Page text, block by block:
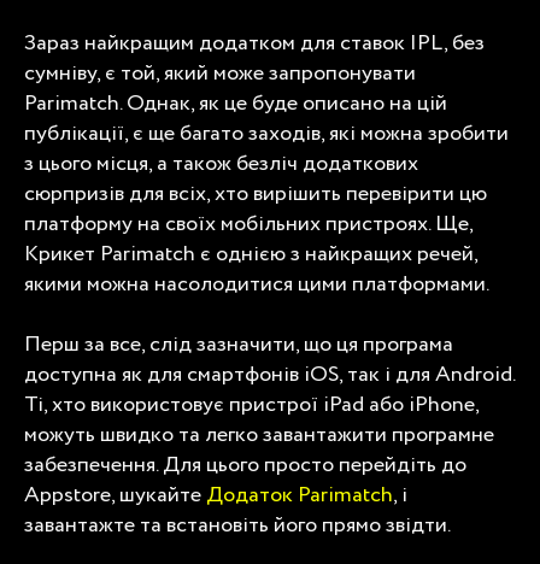
Зараз найкращим додатком для ставок IPL, без
сумніву, є той, який може запропонувати
Parimatch. Однак, як це буде описано на цій
публікації, є ще багато заходів, які можна зробити
з цього місця, а також безліч додаткових
сюрпризів для всіх, хто вирішить перевірити цю
платформу на своїх мобільних пристроях. Ще,
Крикет Parimatch є однією з найкращих речей,
якими можна насолодитися цими платформами.
Перш за все, слід зазначити, що ця програма
доступна як для смартфонів iOS, так і для Android.
Ті, хто використовує пристрої iPad або iPhone,
можуть швидко та легко завантажити програмне
забезпечення. Для цього просто перейдіть до
Appstore, шукайтеДодаток Parimatch, і
завантажте та встановіть його прямо звідти.